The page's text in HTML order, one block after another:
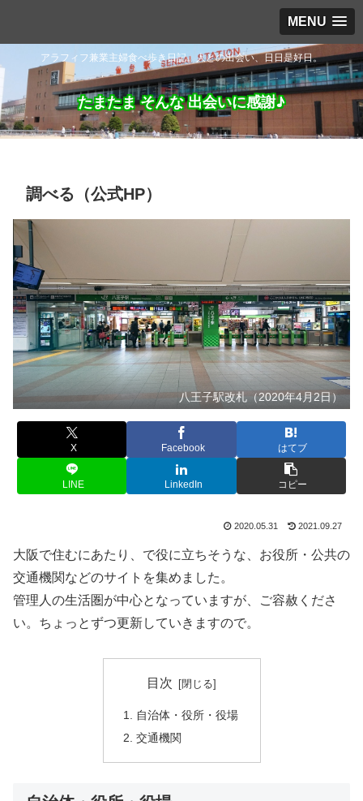
MENU
アラフィフ兼業主婦食べ歩き日記。人との出会い、日日是好日。
たまたま そんな 出会いに感謝♪
調べる（公式HP）
八王子駅改札（2020年4月2日）
X Facebook はてブ
LINE LinkedIn コピー
2020.05.31 2021.09.27
大阪で住むにあたり、で役に立ちそうな、お役所・公共の
交通機関などのサイトを集めました。
管理人の生活圏が中心となっていますが、ご容赦くださ
い。ちょっとずつ更新していきますので。
目次
自治体・役所・役場
交通機関